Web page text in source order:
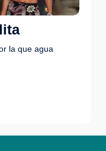
la que agua